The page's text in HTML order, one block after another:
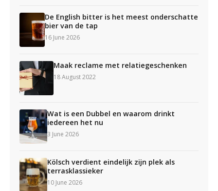
De English bitter is het meest onderschatte
bier van de tap
16 June 2026
Maak reclame met relatiegeschenken
18 August 2022
Wat is een Dubbel en waarom drinkt
iedereen het nu
3 June 2026
Kölsch verdient eindelijk zijn plek als
terrasklassieker
10 June 2026